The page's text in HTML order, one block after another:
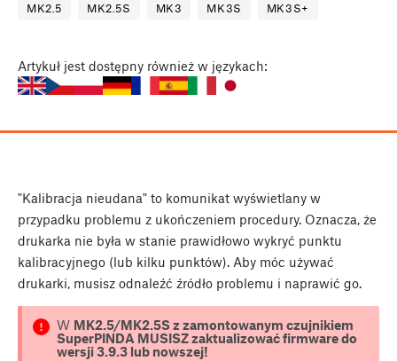
MK2.5 MK2.5S MK3 MK3S MK3S+
Artykuł jest dostępny również w językach:
"Kalibracja nieudana" to komunikat wyświetlany w
przypadku problemu z ukończeniem procedury. Oznacza, że
drukarka nie była w stanie prawidłowo wykryć punktu
kalibracyjnego (lub kilku punktów). Aby móc używać
drukarki, musisz odnaleźć źródło problemu i naprawić go.
W MK2.5/MK2.5S z zamontowanym czujnikiem
SuperPINDA MUSISZ zaktualizować firmware do
wersji 3.9.3 lub nowszej!